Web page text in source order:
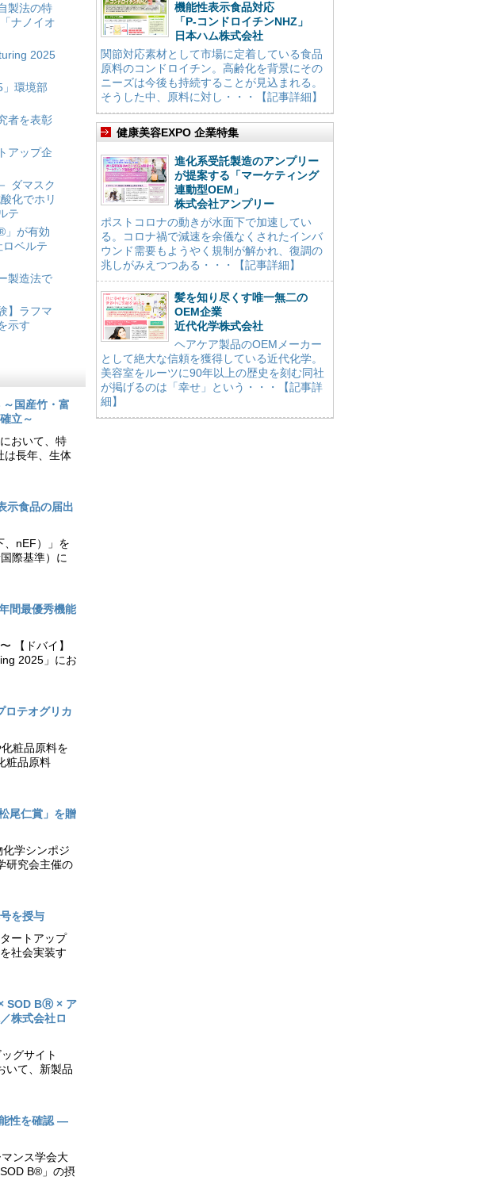
製法の特
ナノイオ
2025
環境部
者を表彰
アップ企
ダマスク
化でホリ
テ
」が有効
ベルテ
製造法で
】ラフマ
示す
国産竹・富
立～
おいて、特
は長年、生体
示食品の届出
、nEF）」を
際基準）に
間最優秀機能
【ドバイ】
2025」にお
テオグリカ
粧品原料を
粧品原料
尾仁賞」を贈
学シンポジ
研究会主催の
を授与
ートアップ
社会実装す
SOD BⓇ × ア
株式会社ロ
グサイト
いて、新製品
性を確認 ―
ンス学会大
B®」の摂
機能性表示食品対応
「P-コンドロイチンNHZ」
日本ハム株式会社
関節対応素材として市場に定着している食品
原料のコンドロイチン。高齢化を背景にその
ニーズは今後も持続することが見込まれる。
そうした中、原料に対し・・・【記事詳細】
健康美容EXPO 企業特集
進化系受託製造のアンプリー
が提案する「マーケティング
連動型OEM」
株式会社アンプリー
ポストコロナの動きが水面下で加速してい
る。コロナ禍で減速を余儀なくされたインバ
ウンド需要もようやく規制が解かれ、復調の
兆しがみえつつある・・・【記事詳細】
髪を知り尽くす唯一無二の
OEM企業
近代化学株式会社
ヘアケア製品のOEMメーカー
として絶大な信頼を獲得している近代化学。
美容室をルーツに90年以上の歴史を刻む同社
が掲げるのは「幸せ」という・・・【記事詳
細】